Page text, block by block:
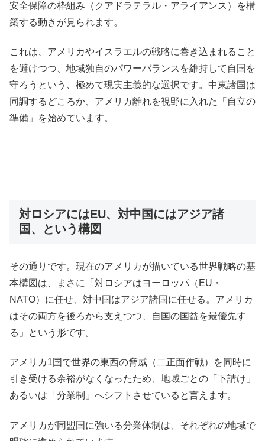
安全保障の枠組み（クアドラテラル・アライアンス）を構
築する動きが見られます。
これは、アメリカやイスラエルの戦略に巻き込まれること
を避けつつ、地域独自のパワーバランスを維持して自国を
守ろうという、極めて現実主義的な選択です。中東諸国は
同調するどころか、アメリカ離れを視野に入れた「自立の
準備」を始めています。
対ロシアにはEU、対中国にはアジア諸
国、という構図
その通りです。現在のアメリカが描いている世界戦略の基
本構図は、まさに「対ロシアはヨーロッパ（EU・
NATO）に任せ、対中国はアジア諸国に任せる。アメリカ
はその両方を後ろから支えつつ、自国の国益を最優先す
る」という形です。
アメリカ1国で世界の東西の脅威（二正面作戦）を同時に
引き受ける余裕がなくなったため、地域ごとの「下請け」
あるいは「分業制」へシフトさせていると言えます。
アメリカが同盟国に強いる分業体制は、それぞれの地域で